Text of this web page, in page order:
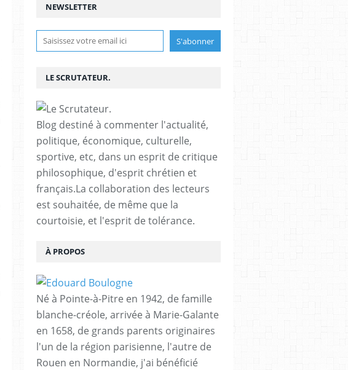
NEWSLETTER
LE SCRUTATEUR.
Blog destiné à commenter l'actualité,
politique, économique, culturelle,
sportive, etc, dans un esprit de critique
philosophique, d'esprit chrétien et
français.La collaboration des lecteurs
est souhaitée, de même que la
courtoisie, et l'esprit de tolérance.
À PROPOS
Né à Pointe-à-Pitre en 1942, de famille
blanche-créole, arrivée à Marie-Galante
en 1658, de grands parents originaires
l'un de la région parisienne, l'autre de
Rouen en Normandie, j'ai bénéficié